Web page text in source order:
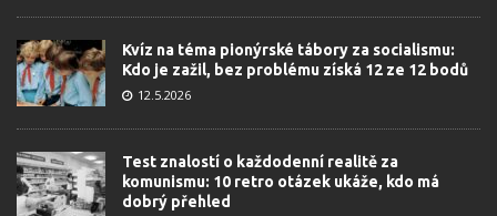
Kvíz na téma pionýrské tábory za socialismu:
Kdo je zažil, bez problému získá 12 ze 12 bodů
12.5.2026
Test znalostí o každodenní realitě za
komunismu: 10 retro otázek ukáže, kdo má
dobrý přehled